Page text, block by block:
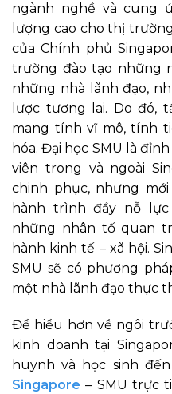
ngành nghề và cung
lượng cao cho thị
của Chính phủ
trường đào tạo những
những nhà lãnh đạo,
lược tương lai. Do đó,
mang tính vĩ mô, tính
hóa. Đại học SMU là
viên trong và ngoài
chinh phục, nhưng
hành trình đầy nỗ
những nhân tố quan
hành kinh tế – xã hội.
SMU sẽ có phương
một nhà lãnh đạo thực
Để hiểu hơn về ngôi
kinh doanh tại
huynh và học sinh
Singapore – SMU trực